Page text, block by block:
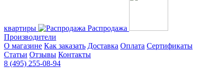
квартиры
Распродажа
Производители
О магазине Как заказать Доставка Оплата Сертификаты
Статьи Отзывы Контакты
8 (495) 255-08-94